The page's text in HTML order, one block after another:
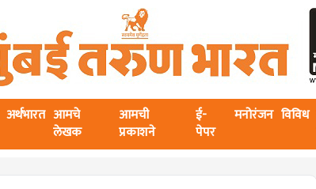
अर्थभारत आमचे
लेखक
आमची
प्रकाशने
ई-
पेपर
मनोरंजन विविध